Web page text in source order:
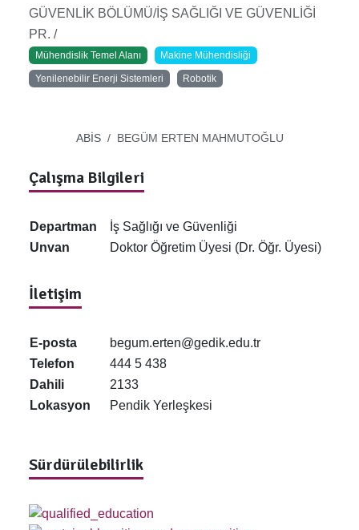
GÜVENLİK BÖLÜMÜ/İŞ SAĞLIĞI VE GÜVENLİĞİ
PR. /
Mühendislik Temel Alanı Makine Mühendisliği
Yenilenebilir Enerji Sistemleri Robotik
ABİS BEGÜM ERTEN MAHMUTOĞLU
Çalışma Bilgileri
Departman
İş Sağlığı ve Güvenliği
Unvan
Doktor Öğretim Üyesi (Dr. Öğr. Üyesi)
İletişim
E-posta
begum.erten@gedik.edu.tr
Telefon
444 5 438
Dahili
2133
Lokasyon
Pendik Yerleşkesi
Sürdürülebilirlik